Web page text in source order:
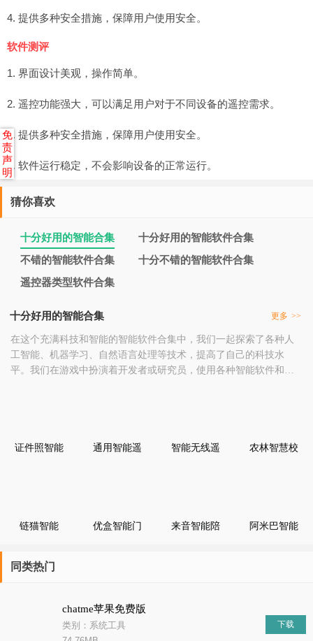
4. 提供多种安全措施，保障用户使用安全。
软件测评
1. 界面设计美观，操作简单。
2. 遥控功能强大，可以满足用户对于不同设备的遥控需求。
3. 提供多种安全措施，保障用户使用安全。
4. 软件运行稳定，不会影响设备的正常运行。
猜你喜欢
十分好用的智能合集
十分好用的智能软件合集
不错的智能软件合集
十分不错的智能软件合集
遥控器类型软件合集
十分好用的智能合集 更多 >>
在这个充满科技和智能的智能软件合集中，我们一起探索了各种人
工智能、机器学习、自然语言处理等技术，提高了自己的科技水
平。我们在游戏中扮演着开发者或研究员，使用各种智能软件和工
证件照智能
通用智能遥
智能无线遥
农林智慧校
链猫智能
优盒智能门
来音智能陪
阿米巴智能
同类热门
chatme苹果免费版
类别：系统工具
下载
免
责
声
明